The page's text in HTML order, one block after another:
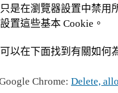
是在瀏覽器設置中禁用
置這些基本 Cookie。
以在下面找到有關如何
Chrome:Delete,